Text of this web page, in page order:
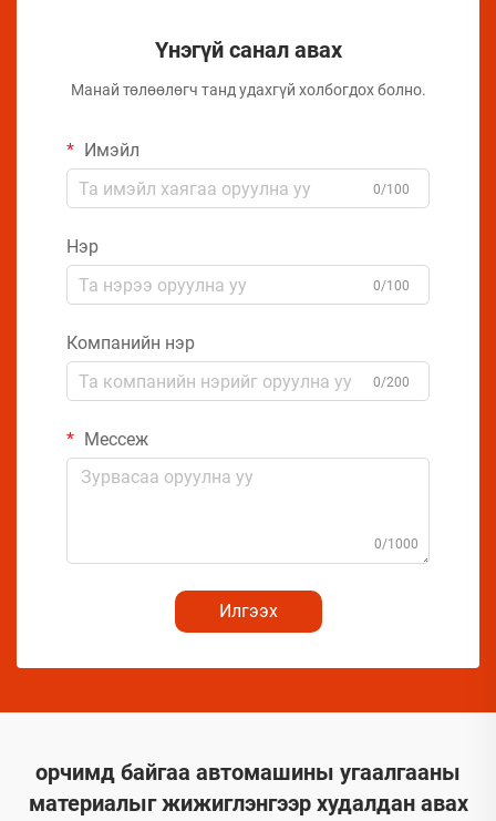
Үнэгүй санал авах
Манай төлөөлөгч танд удахгүй холбогдох болно.
Имэйл
0/100
Нэр
0/100
Компанийн нэр
0/200
Мессеж
0/1000
Илгээх
орчимд байгаа автомашины угаалгааны
материалыг жижиглэнгээр худалдан авах